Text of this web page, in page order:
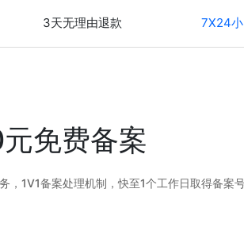
3天无理由退款 7X24
免费备案
，1V1备案处理机制，快至1个工作日取得备案